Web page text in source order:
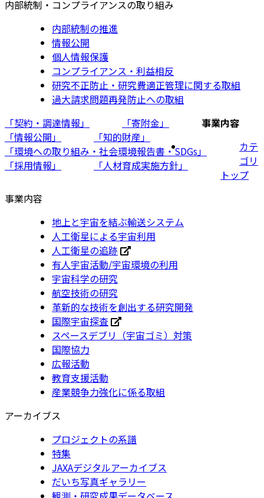
内部統制・コンプライアンスの取り組み
内部統制の推進
情報公開
個人情報保護
コンプライアンス・利益相反
研究不正防止・研究費適正管理に関する取組
過大請求問題再発防止への取組
「契約・調達情報」
「寄附金」
「情報公開」
「知的財産」
「環境への取り組み・社会環境報告書・SDGs」
「採用情報」
「人材育成実施方針」
事業内容
カテ
ゴリ
トップ
事業内容
地上と宇宙を結ぶ輸送システム
人工衛星による宇宙利用
人工衛星の追跡
有人宇宙活動/宇宙環境の利用
宇宙科学の研究
航空技術の研究
革新的な技術を創出する研究開発
国際宇宙探査
スペースデブリ（宇宙ゴミ）対策
国際協力
広報活動
教育支援活動
産業競争力強化に係る取組
アーカイブス
プロジェクトの系譜
特集
JAXAデジタルアーカイブス
だいち写真ギャラリー